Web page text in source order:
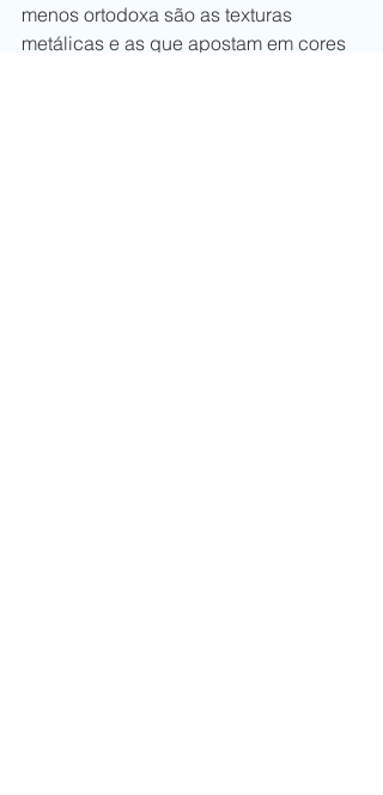
menos ortodoxa são as texturas
metálicas e as que apostam em cores